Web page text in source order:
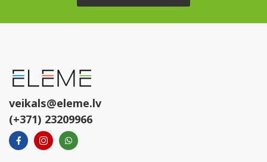
veikals@eleme.lv
(+371) 23209966